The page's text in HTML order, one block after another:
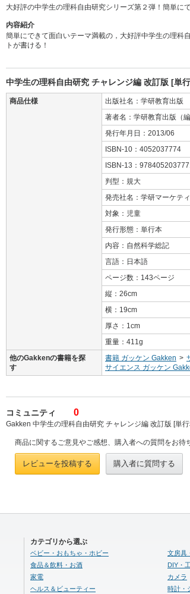
大好評の中学生の理科自由研究シリーズ第２弾！簡単に
内容紹介
簡単にできて面白いテーマ満載の，大好評中学生の理科
トが書ける！
中学生の理科自由研究 チャレンジ編 改訂版 [単
商品仕様
出版社名：学研教育出版
著者名：学研教育出版（編
発行年月日：2013/06
ISBN-10：4052037774
ISBN-13：
判型：規大
発売社名：学研マーケテ
対象：児童
発行形態：単行本
内容：自然科学総記
言語：日本語
ページ数：143ページ
縦：26cm
横：19cm
厚さ：1cm
重量：411g
他のGakkenの書籍を探
す
書籍 ガッケン Gakken >
サイエンス ガッケン
コミュニティ 0
Gakken 中学生の理科自由研究 チャレンジ編 改訂版 [単
商品に関するご意見やご感想、購入者への質問をお待
レビューを投稿する 購入者に質問する
カテゴリから選ぶ
ベビー・おもちゃ・ホビー
食品＆飲料・お酒
家電
ヘルス＆ビューティー
文房具
DIY・
カメラ
時計・